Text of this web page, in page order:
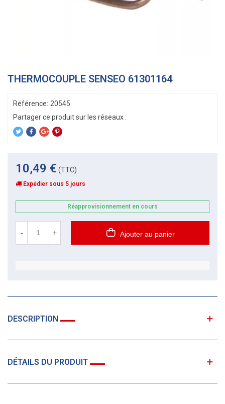
THERMOCOUPLE SENSEO 61301164
Référence: 20545
10,49 € (TTC)
Expédier sous 5 jours
Réapprovisionnement en cours
- + Ajouter au panier
DESCRIPTION
DÉTAILS DU PRODUIT